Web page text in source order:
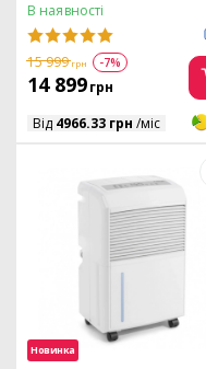
В наявності
15 999 грн -7%
14 899грн
Від 4966.33 грн /міс 3
Новинка